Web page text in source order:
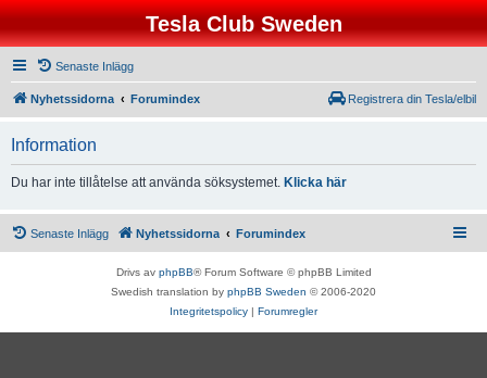
Tesla Club Sweden
Senaste Inlägg
Nyhetssidorna Forumindex Registrera din Tesla/elbil
Information
Du har inte tillåtelse att använda söksystemet. Klicka här
Senaste Inlägg Nyhetssidorna Forumindex
Drivs av phpBB® Forum Software © phpBB Limited
Swedish translation by phpBB Sweden © 2006-2020
Integritetspolicy | Forumregler